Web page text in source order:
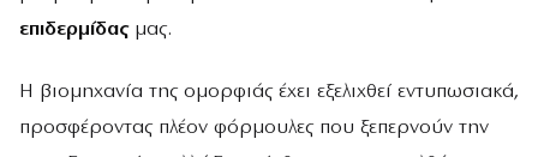
επιδερμίδαςμας.
Η βιομηχανία της ομορφιάς έχει εξελιχθεί εντυπωσιακά,
προσφέροντας πλέον φόρμουλες που ξεπερνούν την